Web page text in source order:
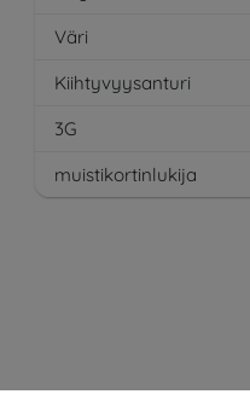
Väri
Kiihtyvyysanturi
3G
muistikortinlukija